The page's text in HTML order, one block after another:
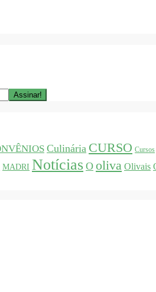
Culinária CURSO Cursos
MADRI Notícias O oliva Olivais